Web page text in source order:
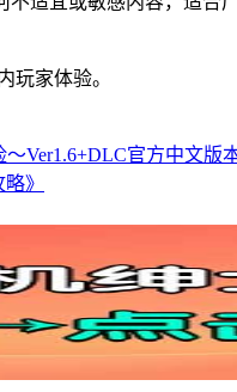
玩家体验。
Ver1.6+DLC官方中文版
》